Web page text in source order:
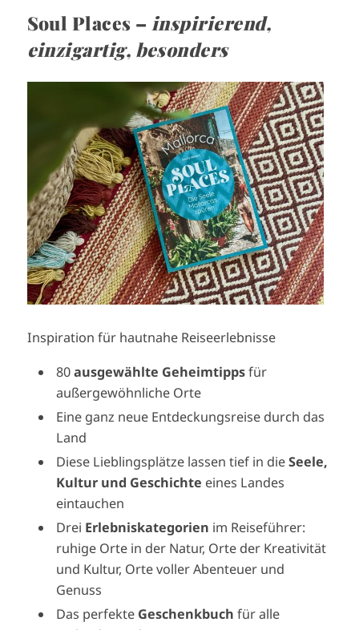
Soul Places – inspirierend,
einzigartig, besonders
Inspiration für hautnahe Reiseerlebnisse
80ausgewählte Geheimtippsfür
außergewöhnliche Orte
Eine ganz neue Entdeckungsreise durch das
Land
Diese Lieblingsplätze lassen tief in dieSeele,
Kultur und Geschichte eines Landes
eintauchen
Drei Erlebniskategorien im Reiseführer:
ruhige Orte in der Natur, Orte der Kreativität
und Kultur, Orte voller Abenteuer und
Genuss
Das perfekte Geschenkbuch für alle